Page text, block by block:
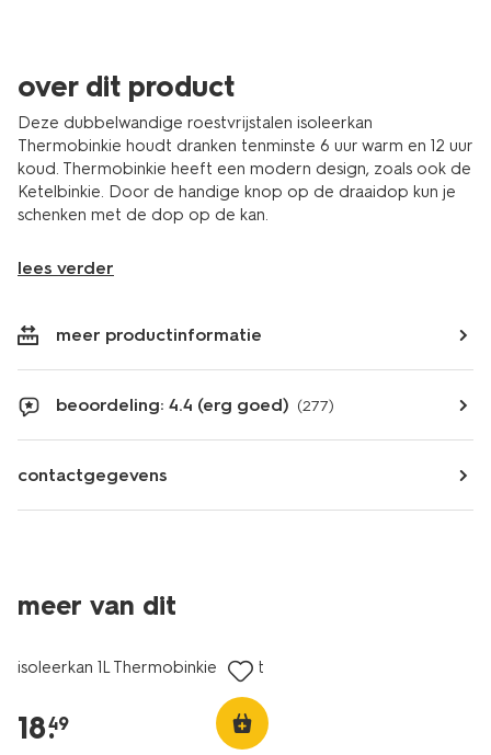
over dit product
Deze dubbelwandige roestvrijstalen isoleerkan
Thermobinkie houdt dranken tenminste 6 uur warm en 12 uur
koud. Thermobinkie heeft een modern design, zoals ook de
Ketelbinkie. Door de handige knop op de draaidop kun je
schenken met de dop op de kan.
lees verder
meer productinformatie
beoordeling: 4.4 (erg goed) (277)
contactgegevens
meer van dit
isoleerkan 1L Thermobinkie zwart
18.
49